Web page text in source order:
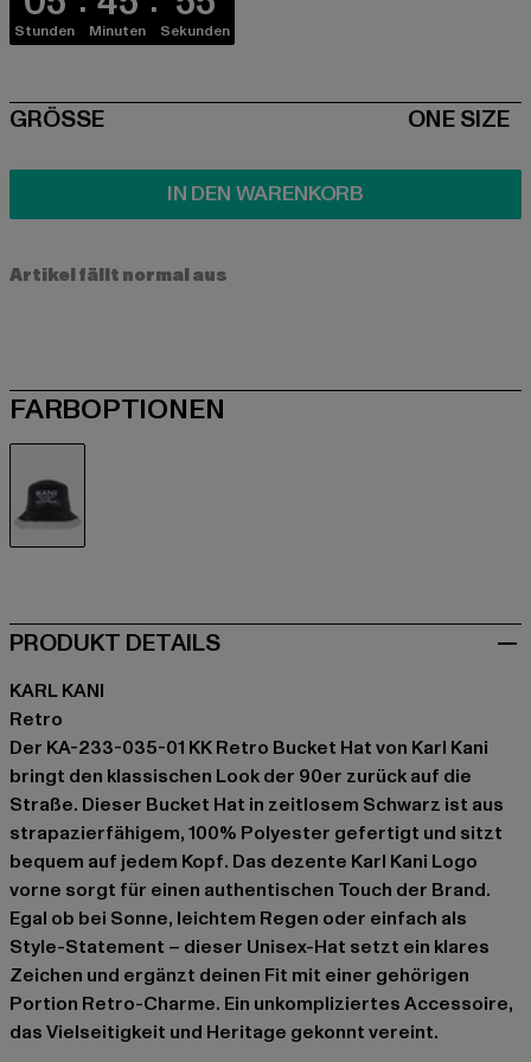
Stunden Minuten Sekunden
SIZE
GRÖSSE ONE SIZE
IN DEN WARENKORB
Artikel fällt normal aus
FARBOPTIONEN
PRODUKT DETAILS
KARL KANI
Retro
Der KA-233-035-01 KK Retro Bucket Hat von Karl Kani
bringt den klassischen Look der 90er zurück auf die
Straße. Dieser Bucket Hat in zeitlosem Schwarz ist aus
strapazierfähigem, 100% Polyester gefertigt und sitzt
bequem auf jedem Kopf. Das dezente Karl Kani Logo
vorne sorgt für einen authentischen Touch der Brand.
Egal ob bei Sonne, leichtem Regen oder einfach als
Style-Statement – dieser Unisex-Hat setzt ein klares
Zeichen und ergänzt deinen Fit mit einer gehörigen
Portion Retro-Charme. Ein unkompliziertes Accessoire,
das Vielseitigkeit und Heritage gekonnt vereint.